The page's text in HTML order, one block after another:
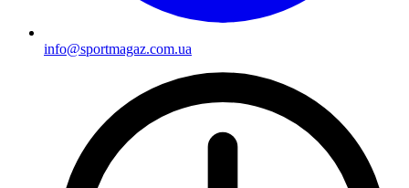
info@sportmagaz.com.ua